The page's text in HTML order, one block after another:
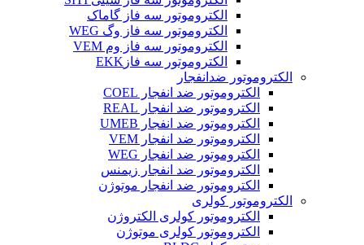
الکتروموتور سه فاز گاماک
الکتروموتور سه فاز وگ WEG
الکتروموتور سه فاز وم VEM
الکتروموتور سه فازEKK
الکتروموتور ضدانفجار
الکتروموتور ضد انفجار COEL
الکتروموتور ضد انفجار REAL
الکتروموتور ضد انفجار UMEB
الکتروموتور ضد انفجار VEM
الکتروموتور ضد انفجار WEG
الکتروموتور ضد انفجار زیمنس
الکتروموتور ضد انفجار موتوژن
الکتروموتور کولری
الکتروموتور کولری الکتروژن
الکتروموتور کولری موتوژن